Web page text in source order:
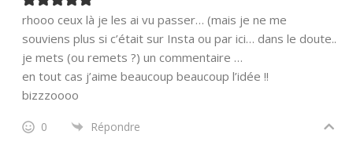
rhooo ceux là je les ai vu passer… (mais je ne me
souviens plus si c’était sur Insta ou par ici… dans le doute..
je mets (ou remets ?) un commentaire …
en tout cas j’aime beaucoup beaucoup l’idée !!
bizzzoooo
0 Répondre